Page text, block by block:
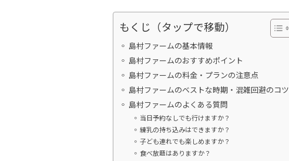
もくじ（タップで移動）
島村ファームの基本情報
島村ファームのおすすめポイント
島村ファームの料金・プランの注意点
島村ファームのベストな時期・混雑回避のコツ
島村ファームのよくある質問
当日予約なしでも行けますか？
練乳の持ち込みはできますか？
子ども連れでも楽しめますか？
食べ放題はありますか？